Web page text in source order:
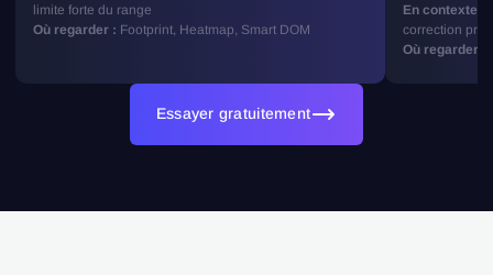
limite forte du range
Où regarder : Footprint, Heatmap, Smart DOM
En contexte
correction
Où regarder :
Essayer gratuitement